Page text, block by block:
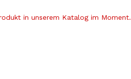
in unserem Katalog im Moment.